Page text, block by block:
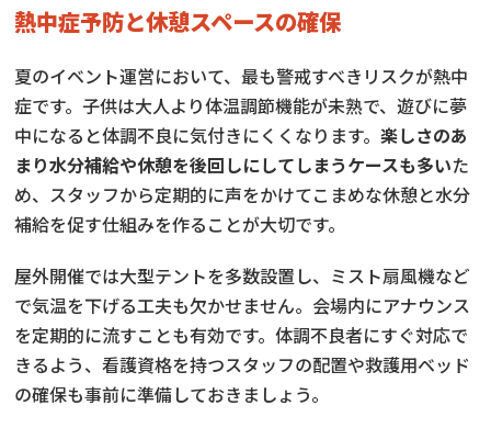
熱中症予防と休憩スペースの確保
夏のイベント運営において、最も警戒すべきリスクが熱中
症です。子供は大人より体温調節機能が未熟で、遊びに夢
中になると体調不良に気付きにくくなります。楽しさのあ
まり水分補給や休憩を後回しにしてしまうケースも多いた
め、スタッフから定期的に声をかけてこまめな休憩と水分
補給を促す仕組みを作ることが大切です。
屋外開催では大型テントを多数設置し、ミスト扇風機など
で気温を下げる工夫も欠かせません。会場内にアナウンス
を定期的に流すことも有効です。体調不良者にすぐ対応で
きるよう、看護資格を持つスタッフの配置や救護用ベッド
の確保も事前に準備しておきましょう。